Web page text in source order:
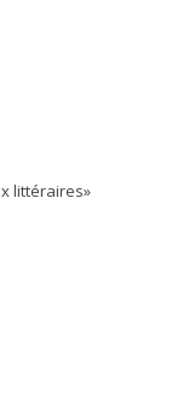
littéraires»